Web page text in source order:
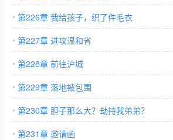
第226章 我给孩子，织了件毛衣
第227章 进攻温和省
第228章 前往沪城
第229章 落地被包围
第230章 胆子那么大？劫持我弟弟？
第231章 邀请函